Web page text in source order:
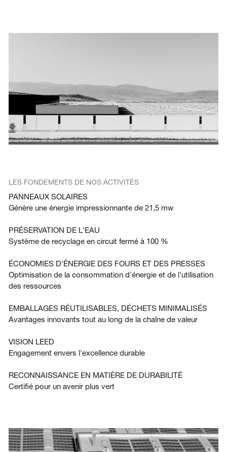
LES FONDEMENTS DE NOS ACTIVITÉS
PANNEAUX SOLAIRES
Génère une énergie impressionnante de 21,5 mw
PRÉSERVATION DE L'EAU
Système de recyclage en circuit fermé à 100 %
ÉCONOMIES D'ÉNERGIE DES FOURS ET DES PRESSES
Optimisation de la consommation d'énergie et de l'utilisation
des ressources
EMBALLAGES RÉUTILISABLES, DÉCHETS MINIMALISÉS
Avantages innovants tout au long de la chaîne de valeur
VISION LEED
Engagement envers l'excellence durable
RECONNAISSANCE EN MATIÈRE DE DURABILITÉ
Certifié pour un avenir plus vert